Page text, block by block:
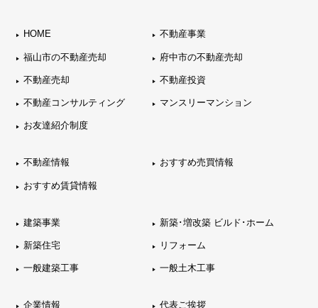
HOME 不動産事業
福山市の不動産売却 府中市の不動産売却
不動産売却 不動産投資
不動産コンサルティング マンスリーマンション
お友達紹介制度
不動産情報 おすすめ売買情報
おすすめ賃貸情報
建築事業 新築･増改築 ビルド･ホーム
新築住宅 リフォーム
一般建築工事 一般土木工事
企業情報 代表ご挨拶